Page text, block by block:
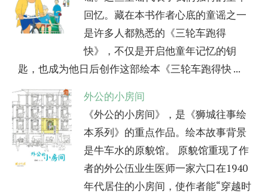
回忆。藏在本书作者心底的童谣之一
是许多人都熟悉的《三轮车跑得
快》，不仅是开启他童年记忆的钥
匙，也成为他日后创作这部绘本《三轮车跑得快 ...
外公的小房间
《外公的小房间》，是《狮城往事绘
本系列》的重点作品。绘本故事背景
是牛车水的原貌馆。 原貌馆重现了作
者的外公伍业生医师一家六口在1940
年代居住的小房间，使作者能“穿越时